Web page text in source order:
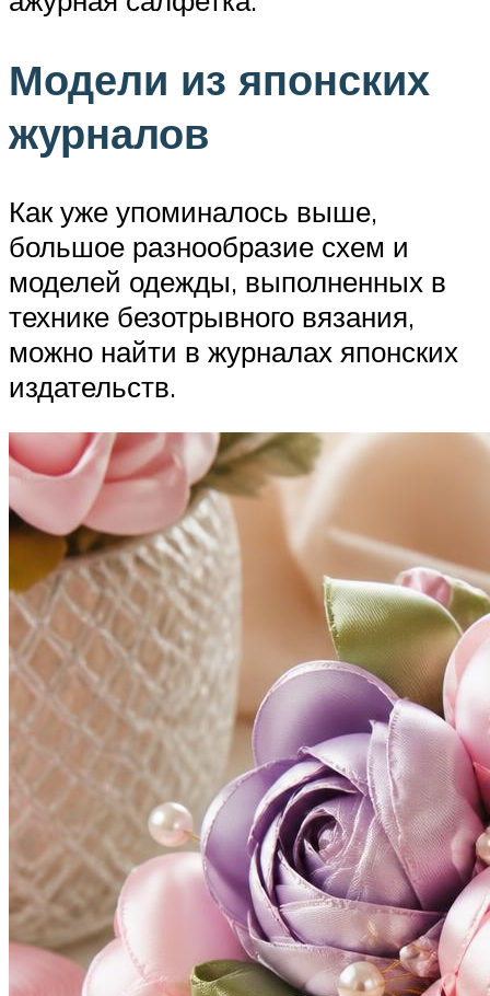
Модели из японских
журналов
Как уже упоминалось выше,
большое разнообразие схем и
моделей одежды, выполненных в
технике безотрывного вязания,
можно найти в журналах японских
издательств.